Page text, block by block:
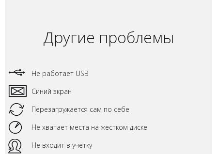
Другие проблемы
Не работает USB
Синий экран
Перезагружается сам по себе
Не хватает места на жестком диске
Не входит в учетку